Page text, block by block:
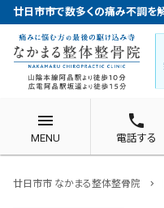
menu
MENU
phone
電話する
廿日市市 なかまる整体整骨院 chevron_right